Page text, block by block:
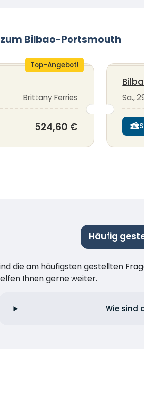
Bilbao-Portsmouth
Top-Angebot!
Brittany Ferries
524,60 €
Sa.,
Häufig
die am häufigsten gestellten
Ihnen gerne weiter.
Wie sind